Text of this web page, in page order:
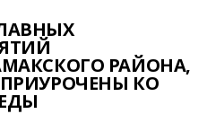
РАЙОНА,
КО